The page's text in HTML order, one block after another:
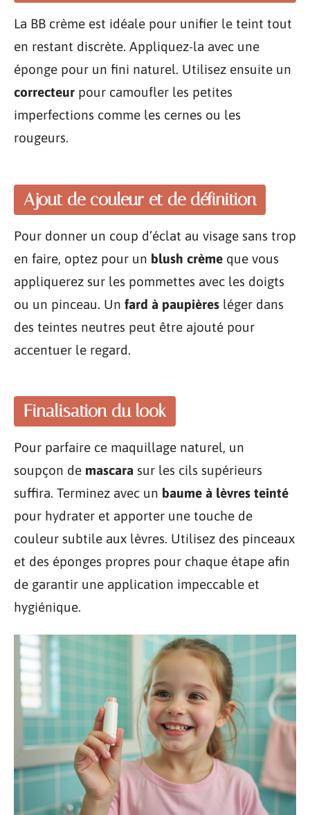
La BB crème est idéale pour unifier le teint tout
en restant discrète. Appliquez-la avec une
éponge pour un fini naturel. Utilisez ensuite un
correcteur pour camoufler les petites
imperfections comme les cernes ou les
rougeurs.
Ajout de couleur et de définition
Pour donner un coup d’éclat au visage sans trop
en faire, optez pour un blush crème que vous
appliquerez sur les pommettes avec les doigts
ou un pinceau. Un fard à paupières léger dans
des teintes neutres peut être ajouté pour
accentuer le regard.
Finalisation du look
Pour parfaire ce maquillage naturel, un
soupçon de mascara sur les cils supérieurs
suffira. Terminez avec un baume à lèvres teinté
pour hydrater et apporter une touche de
couleur subtile aux lèvres. Utilisez des pinceaux
et des éponges propres pour chaque étape afin
de garantir une application impeccable et
hygiénique.